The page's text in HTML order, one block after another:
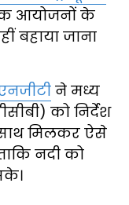
आयोजनों के
बहाया जाना
ने मध्य
को निर्देश
साथ मिलकर ऐसे
नदी को